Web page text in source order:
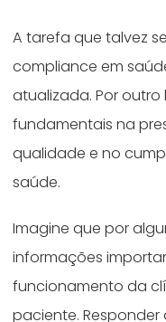
A tarefa que talvez
compliance em
atualizada. Por
fundamentais na
qualidade e no
saúde.
Imagine que por
informações
funcionamento da
paciente.